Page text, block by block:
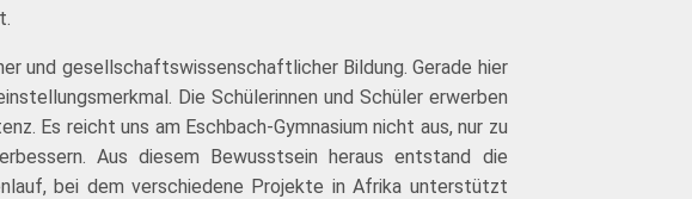
und gesellschaftswissenschaftlicher Bildung. Gerade hier
Die Schülerinnen und Schüler erwerben
Es reicht uns am Eschbach-Gymnasium nicht aus, nur zu
Aus diesem Bewusstsein heraus entstand die
bei dem verschiedene Projekte in Afrika unterstützt